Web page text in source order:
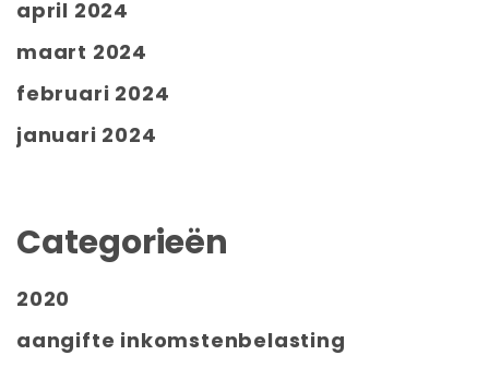
april 2024
maart 2024
februari 2024
januari 2024
Categorieën
2020
aangifte inkomstenbelasting